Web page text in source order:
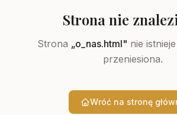
Strona nie
Strona „o_nas.html" nie
przeniesiona.
Wróć na stronę